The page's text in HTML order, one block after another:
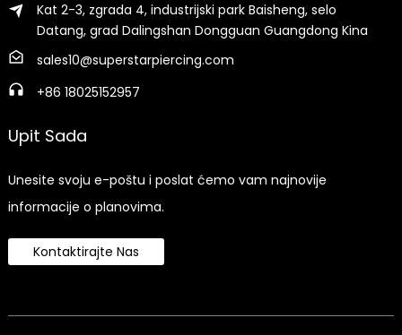
Kat 2-3, zgrada 4, industrijski park Baisheng, selo
Datang, grad Dalingshan Dongguan Guangdong Kina
sales10@superstarpiercing.com
+86 18025152957
Upit Sada
Unesite svoju e-poštu i poslat ćemo vam najnovije
informacije o planovima.
Kontaktirajte Nas